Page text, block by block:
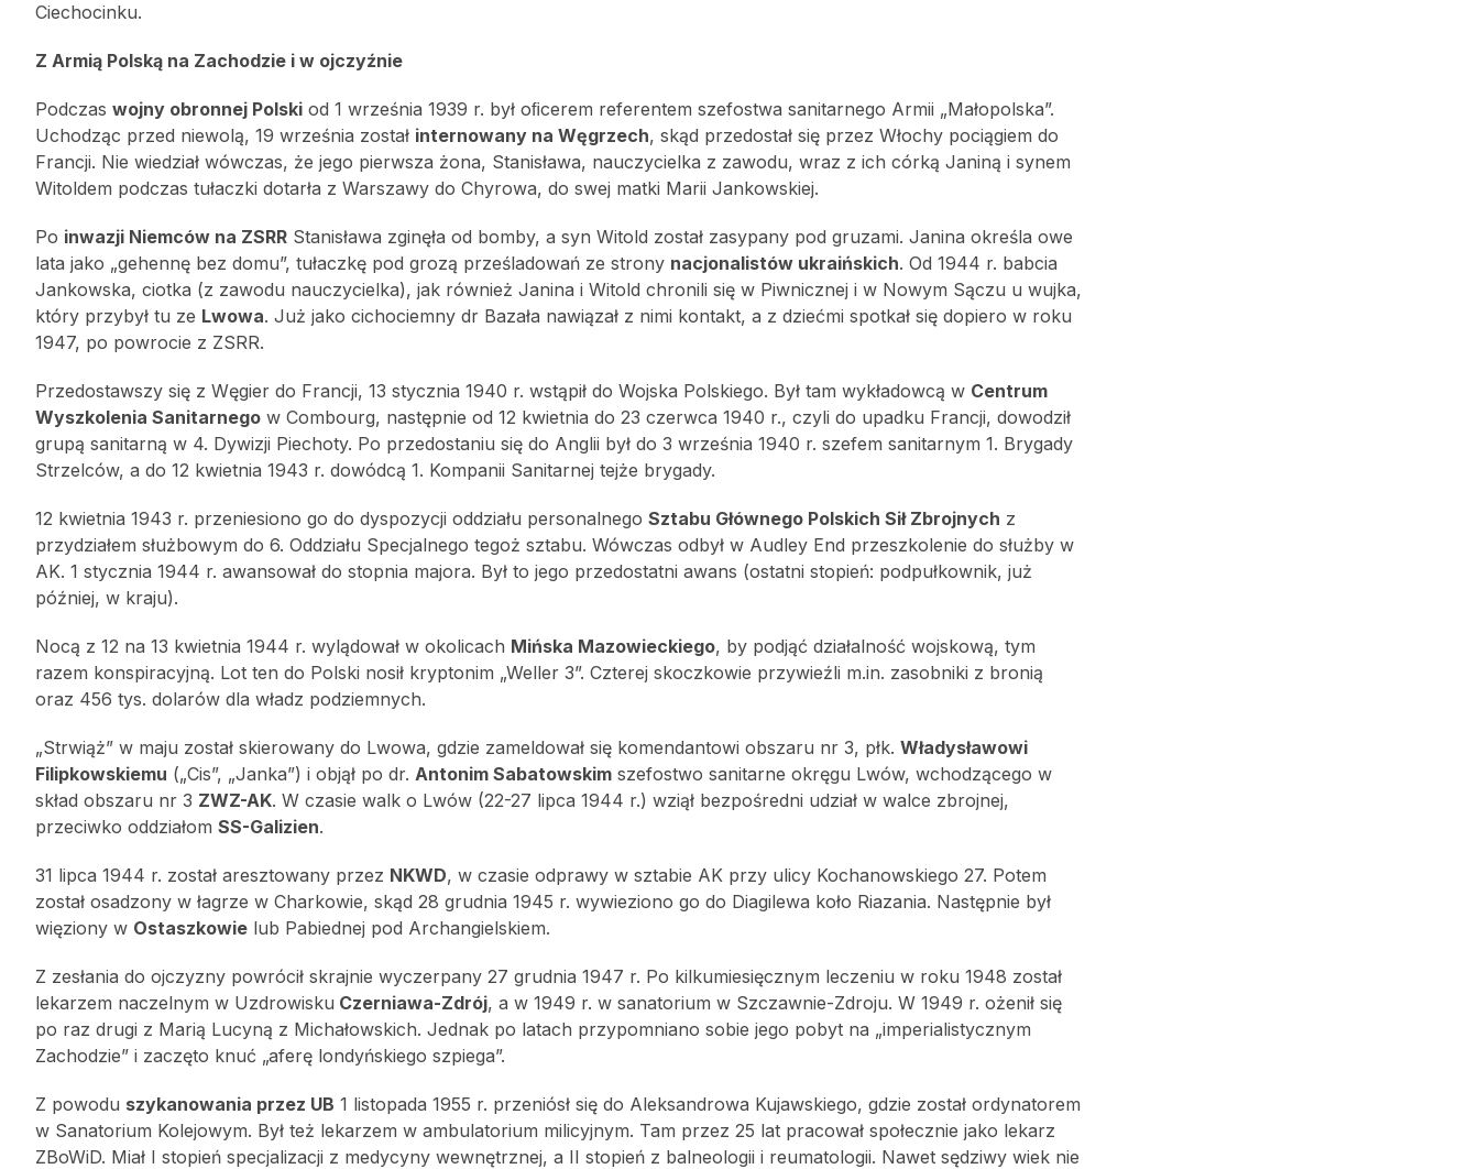
Ciechocinku.
Z Armią Polską na Zachodzie i w ojczyźnie
Podczas wojny obronnej Polski od 1 września 1939 r. był oﬁcerem referentem szefostwa sanitarnego Armii „Małopolska”.
Uchodząc przed niewolą, 19 września został internowany na Węgrzech, skąd przedostał się przez Włochy pociągiem do
Francji. Nie wiedział wówczas, że jego pierwsza żona, Stanisława, nauczycielka z zawodu, wraz z ich córką Janiną i synem
Witoldem podczas tułaczki dotarła z Warszawy do Chyrowa, do swej matki Marii Jankowskiej.
Po inwazji Niemców na ZSRR Stanisława zginęła od bomby, a syn Witold został zasypany pod gruzami. Janina określa owe
lata jako „gehennę bez domu”, tułaczkę pod grozą prześladowań ze strony nacjonalistów ukraińskich. Od 1944 r. babcia
Jankowska, ciotka (z zawodu nauczycielka), jak również Janina i Witold chronili się w Piwnicznej i w Nowym Sączu u wujka,
który przybył tu ze Lwowa. Już jako cichociemny dr Bazała nawiązał z nimi kontakt, a z dziećmi spotkał się dopiero w roku
1947, po powrocie z ZSRR.
Przedostawszy się z Węgier do Francji, 13 stycznia 1940 r. wstąpił do Wojska Polskiego. Był tam wykładowcą w Centrum
Wyszkolenia Sanitarnego w Combourg, następnie od 12 kwietnia do 23 czerwca 1940 r., czyli do upadku Francji, dowodził
grupą sanitarną w 4. Dywizji Piechoty. Po przedostaniu się do Anglii był do 3 września 1940 r. szefem sanitarnym 1. Brygady
Strzelców, a do 12 kwietnia 1943 r. dowódcą 1. Kompanii Sanitarnej tejże brygady.
12 kwietnia 1943 r. przeniesiono go do dyspozycji oddziału personalnego Sztabu Głównego Polskich Sił Zbrojnych z
przydziałem służbowym do 6. Oddziału Specjalnego tegoż sztabu. Wówczas odbył w Audley End przeszkolenie do służby w
AK. 1 stycznia 1944 r. awansował do stopnia majora. Był to jego przedostatni awans (ostatni stopień: podpułkownik, już
później, w kraju).
Nocą z 12 na 13 kwietnia 1944 r. wylądował w okolicach Mińska Mazowieckiego, by podjąć działalność wojskową, tym
razem konspiracyjną. Lot ten do Polski nosił kryptonim „Weller 3”. Czterej skoczkowie przywieźli m.in. zasobniki z bronią
oraz 456 tys. dolarów dla władz podziemnych.
„Strwiąż” w maju został skierowany do Lwowa, gdzie zameldował się komendantowi obszaru nr 3, płk. Władysławowi
Filipkowskiemu („Cis”, „Janka”) i objął po dr. Antonim Sabatowskim szefostwo sanitarne okręgu Lwów, wchodzącego w
skład obszaru nr 3 ZWZ-AK. W czasie walk o Lwów (22-27 lipca 1944 r.) wziął bezpośredni udział w walce zbrojnej,
przeciwko oddziałom SS-Galizien.
31 lipca 1944 r. został aresztowany przez NKWD, w czasie odprawy w sztabie AK przy ulicy Kochanowskiego 27. Potem
został osadzony w łagrze w Charkowie, skąd 28 grudnia 1945 r. wywieziono go do Diagilewa koło Riazania. Następnie był
więziony w Ostaszkowie lub Pabiednej pod Archangielskiem.
Z zesłania do ojczyzny powrócił skrajnie wyczerpany 27 grudnia 1947 r. Po kilkumiesięcznym leczeniu w roku 1948 został
lekarzem naczelnym w Uzdrowisku Czerniawa-Zdrój, a w 1949 r. w sanatorium w Szczawnie-Zdroju. W 1949 r. ożenił się
po raz drugi z Marią Lucyną z Michałowskich. Jednak po latach przypomniano sobie jego pobyt na „imperialistycznym
Zachodzie” i zaczęto knuć „aferę londyńskiego szpiega”.
Z powodu szykanowania przez UB 1 listopada 1955 r. przeniósł się do Aleksandrowa Kujawskiego, gdzie został ordynatorem
w Sanatorium Kolejowym. Był też lekarzem w ambulatorium milicyjnym. Tam przez 25 lat pracował społecznie jako lekarz
ZBoWiD. Miał I stopień specjalizacji z medycyny wewnętrznej, a II stopień z balneologii i reumatologii. Nawet sędziwy wiek nie